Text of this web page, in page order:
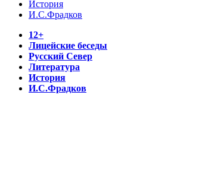
История
И.С.Фрадков
12+
Лицейские беседы
Русский Север
Литература
История
И.С.Фрадков